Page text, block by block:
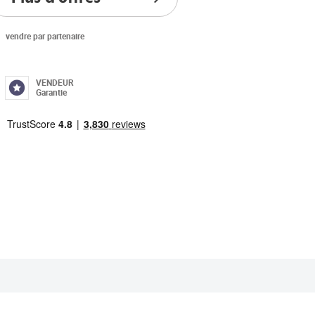
vendre par partenaire
VENDEUR
Garantie